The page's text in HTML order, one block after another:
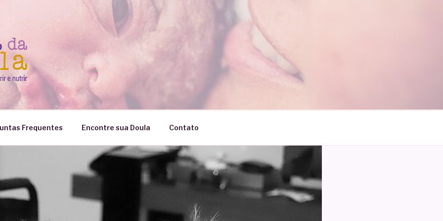
Frequentes Encontre sua Doula Contato